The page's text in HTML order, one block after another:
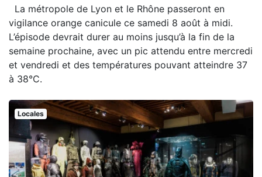
La métropole de Lyon et le Rhône passeront en
vigilance orange canicule ce samedi 8 août à midi.
L’épisode devrait durer au moins jusqu’à la fin de la
semaine prochaine, avec un pic attendu entre mercredi
et vendredi et des températures pouvant atteindre 37
à 38°C.
Locales